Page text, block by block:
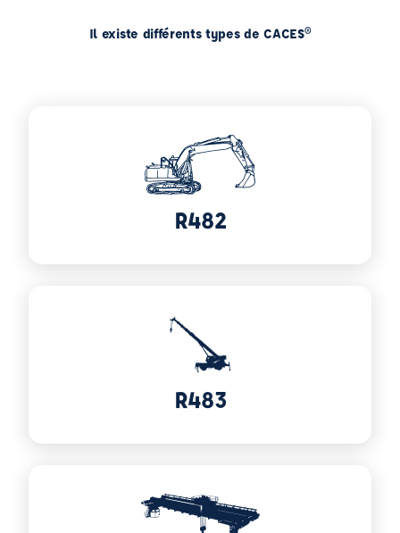
Il existe différents types de CACES®
R482
R483
Voir plus sur R484